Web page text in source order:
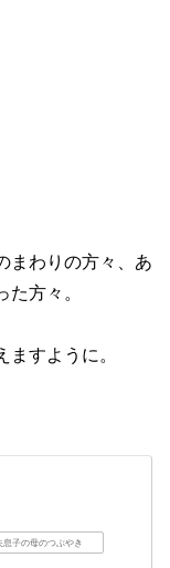
まわりの方々、あ
方々。
すように。
息子の母のつぶやき